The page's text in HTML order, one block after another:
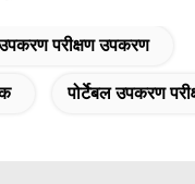
उपकरण परीक्षण उपकरण
पोर्टेबल उपकरण